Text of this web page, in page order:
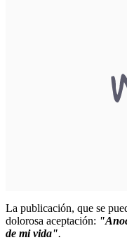
La publicación, que se
dolorosa aceptación:
de mi vida".